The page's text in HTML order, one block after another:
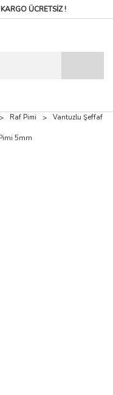
KARGO ÜCRETSİZ !
Raf Pimi Vantuzlu Şeffaf